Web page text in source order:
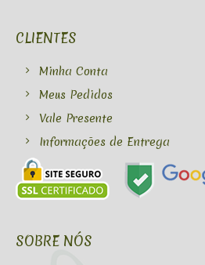
CLIENTES
Minha Conta
Meus Pedidos
Vale Presente
Informações de Entrega
SOBRE NÓS